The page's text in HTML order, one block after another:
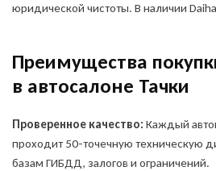
юридической чистоты. В наличии
Преимущества
в автосалоне Тачки
Проверенное качество: Каждый
проходит 50-точечную техническую
базам ГИБДД, залогов и ограничений.